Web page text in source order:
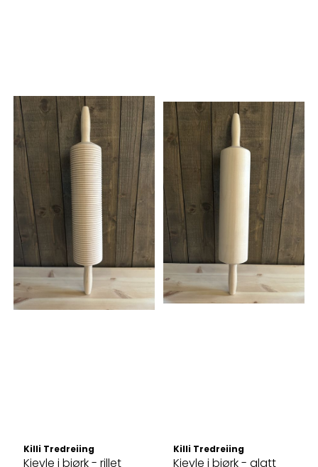
Killi Tredreiing
Kjevle i bjørk - rillet
Killi Tredreiing
Kjevle i bjørk - glatt